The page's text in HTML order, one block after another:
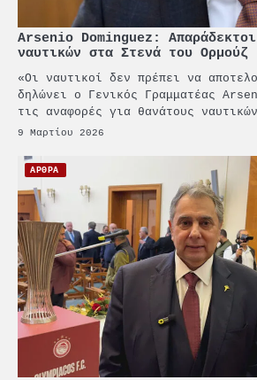
Arsenio Dominguez:
ναυτικών στα Στενά του Ορμούζ
«Οι ναυτικοί δεν πρέπει να
δηλώνει ο Γενικός Γραμματέας
τις αναφορές για θανάτους
9 Μαρτίου 2026
ΑΡΘΡΑ